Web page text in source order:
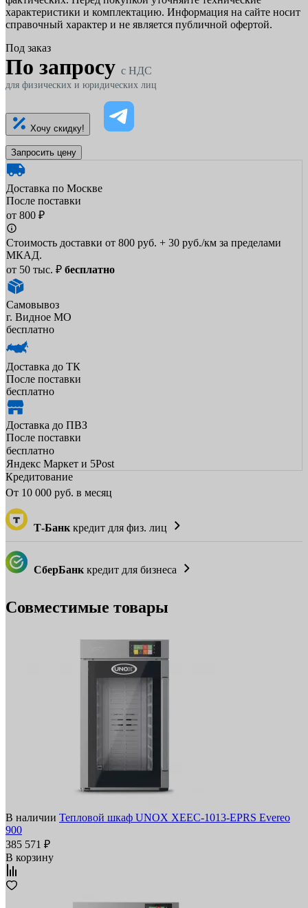
характеристики и комплектацию. Информация на сайте носит
справочный характер и не является публичной офертой.
Под заказ
По запросу c НДС
для физических и юридических лиц
Хочу скидку!
Запросить цену
Доставка по Москве
После поставки
от 800 ₽
Стоимость доставки от 800 руб. + 30 руб./км за пределами
МКАД.
от 50 тыс. ₽ бесплатно
Самовывоз
г. Видное МО
бесплатно
Доставка до ТК
После поставки
бесплатно
Доставка до ПВЗ
После поставки
бесплатно
Яндекс Маркет и 5Post
Кредитование
От 10 000 руб. в месяц
Т-Банк кредит для физ. лиц
СберБанк кредит для бизнеса
Совместимые товары
В наличии Тепловой шкаф UNOX XEEC-1013-EPRS Evereo
900
385 571 ₽
В корзину